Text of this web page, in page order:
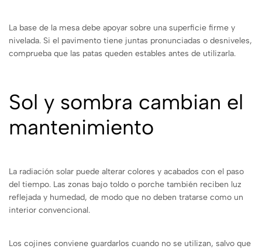
La base de la mesa debe apoyar sobre una superficie firme y
nivelada. Si el pavimento tiene juntas pronunciadas o desniveles,
comprueba que las patas queden estables antes de utilizarla.
Sol y sombra cambian el
mantenimiento
La radiación solar puede alterar colores y acabados con el paso
del tiempo. Las zonas bajo toldo o porche también reciben luz
reflejada y humedad, de modo que no deben tratarse como un
interior convencional.
Los cojines conviene guardarlos cuando no se utilizan, salvo que